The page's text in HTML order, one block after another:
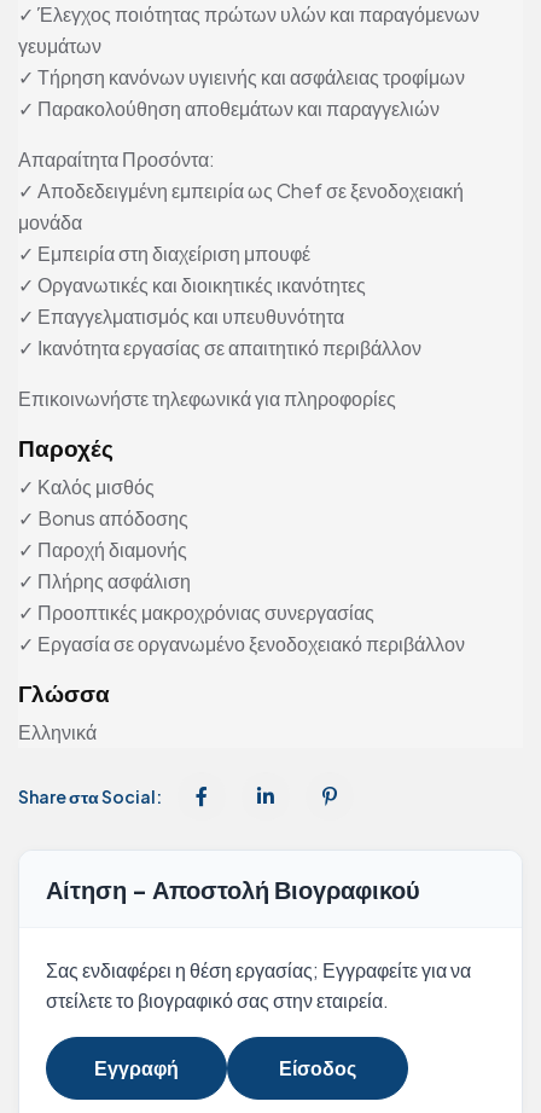
✓ Έλεγχος ποιότητας πρώτων υλών και παραγόμενων
γευμάτων
✓ Τήρηση κανόνων υγιεινής και ασφάλειας τροφίμων
✓ Παρακολούθηση αποθεμάτων και παραγγελιών
Απαραίτητα Προσόντα:
✓ Αποδεδειγμένη εμπειρία ως Chef σε ξενοδοχειακή
μονάδα
✓ Εμπειρία στη διαχείριση μπουφέ
✓ Οργανωτικές και διοικητικές ικανότητες
✓ Επαγγελματισμός και υπευθυνότητα
✓ Ικανότητα εργασίας σε απαιτητικό περιβάλλον
Επικοινωνήστε τηλεφωνικά για πληροφορίες
Παροχές
✓ Καλός μισθός
✓ Bonus απόδοσης
✓ Παροχή διαμονής
✓ Πλήρης ασφάλιση
✓ Προοπτικές μακροχρόνιας συνεργασίας
✓ Εργασία σε οργανωμένο ξενοδοχειακό περιβάλλον
Γλώσσα
Ελληνικά
Share στα Social:
Αίτηση - Αποστολή Βιογραφικού
Σας ενδιαφέρει η θέση εργασίας; Εγγραφείτε για να
στείλετε το βιογραφικό σας στην εταιρεία.
Εγγραφή Είσοδος